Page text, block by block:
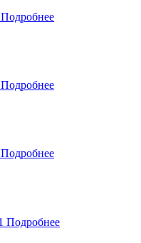
Подробнее
Подробнее
Подробнее
Подробнее